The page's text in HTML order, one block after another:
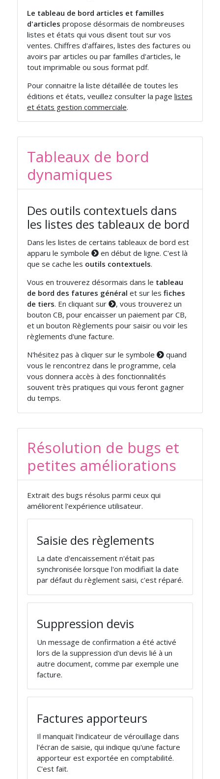
Le tableau de bord articles et familles
d'articles propose désormais de nombreuses
listes et états qui vous disent tout sur vos
ventes. Chiffres d'affaires, listes des factures ou
avoirs par articles ou par familles d'articles, le
tout imprimable ou sous format pdf.
Pour connaitre la liste détaillée de toutes les
éditions et états, veuillez consulter la page listes
et états gestion commerciale.
Tableaux de bord
dynamiques
Des outils contextuels dans
les listes des tableaux de bord
Dans les listes de certains tableaux de bord est
apparu le symbole
en début de ligne. C'est là
que se cache les outils contextuels.
Vous en trouverez désormais dans le tableau
de bord des fatures général et sur les fiches
de tiers. En cliquant sur
, vous trouverez un
bouton CB, pour encaisser un paiement par CB,
et un bouton Règlements pour saisir ou voir les
règlements d'une facture.
N'hésitez pas à cliquer sur le symbole
quand
vous le rencontrez dans le programme, cela
vous donnera accès à des fonctionnalités
souvent très pratiques qui vous feront gagner
du temps.
Résolution de bugs et
petites améliorations
Extrait des bugs résolus parmi ceux qui
améliorent l'expérience utilisateur.
Saisie des règlements
La date d'encaissement n'était pas
synchronisée lorsque l'on modifiait la date
par défaut du règlement saisi, c'est réparé.
Suppression devis
Un message de confirmation a été activé
lors de la suppression d'un devis lié à un
autre document, comme par exemple une
facture.
Factures apporteurs
Il manquait l'indicateur de vérouillage dans
l'écran de saisie, qui indique qu'une facture
apporteur est exportée en comptabilité.
C'est fait.